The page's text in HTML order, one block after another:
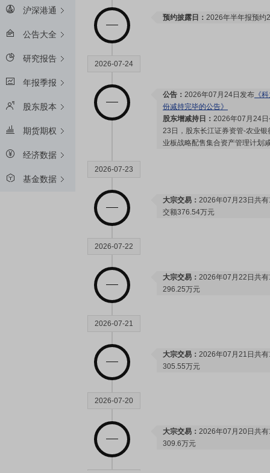
沪深港通
公告大全
研究报告
年报季报
股东股本
期货期权
经济数据
基金数据
预约披露日： 2026年半年报预约
2026-07-24
公告： 2026年07月24日发布 《
份减持完毕的公告》
股东增减持日： 2026年07月24
23日，股东长江证券资管-农业
业板战略配售集合资产管理计划
2026-07-23
大宗交易： 2026年07月23日共
交额376.54万元
2026-07-22
大宗交易： 2026年07月22日共
296.25万元
2026-07-21
大宗交易： 2026年07月21日共
305.55万元
2026-07-20
大宗交易： 2026年07月20日共
309.6万元